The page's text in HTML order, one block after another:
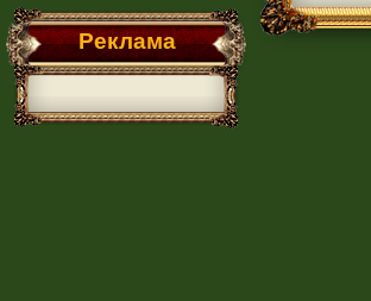
Реклама